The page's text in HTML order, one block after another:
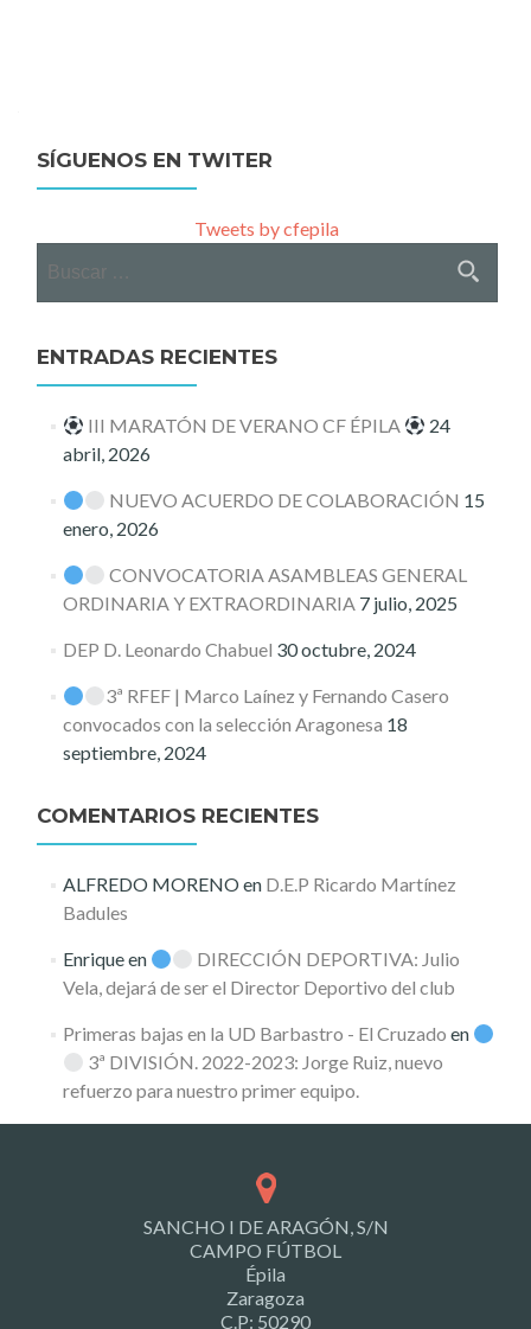
SÍGUENOS EN TWITER
Tweets by cfepila
ENTRADAS RECIENTES
III MARATÓN DE VERANO CF ÉPILA
24
abril, 2026
NUEVO ACUERDO DE COLABORACIÓN 15
enero, 2026
CONVOCATORIA ASAMBLEAS GENERAL
ORDINARIA Y EXTRAORDINARIA 7 julio, 2025
DEP D. Leonardo Chabuel 30 octubre, 2024
3ª RFEF | Marco Laínez y Fernando Casero
convocados con la selección Aragonesa 18
septiembre, 2024
COMENTARIOS RECIENTES
ALFREDO MORENOen D.E.P Ricardo Martínez
Badules
Enriqueen
DIRECCIÓN DEPORTIVA: Julio
Vela, dejará de ser el Director Deportivo del club
Primeras bajas en la UD Barbastro - El Cruzado en
3ª DIVISIÓN. 2022-2023: Jorge Ruiz, nuevo
refuerzo para nuestro primer equipo.
SANCHO I DE ARAGÓN, S/N
CAMPO FÚTBOL
Épila
Zaragoza
C.P: 50290